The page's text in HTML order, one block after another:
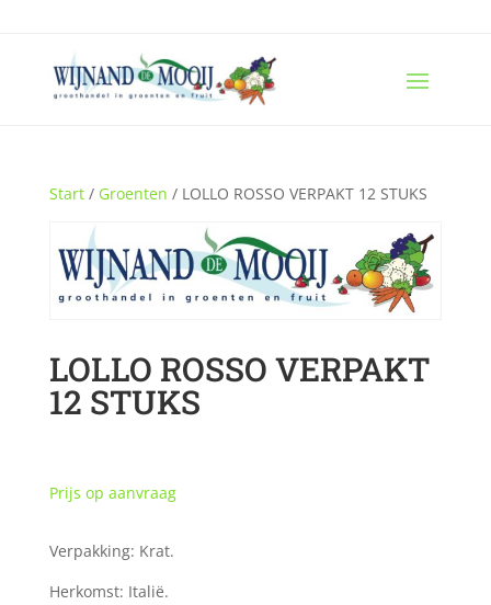
Start/ Groenten / LOLLO ROSSO VERPAKT 12 STUKS
LOLLO ROSSO VERPAKT
12 STUKS
Prijs op aanvraag
Verpakking: Krat.
Herkomst: Italië.